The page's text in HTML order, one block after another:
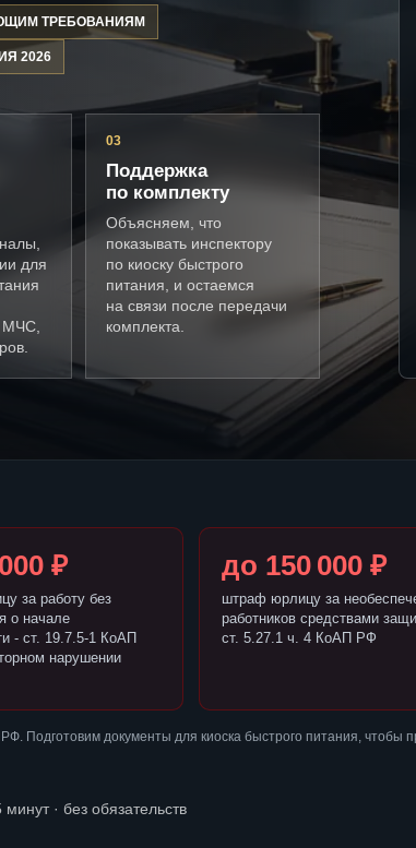
ТРЕБОВАНИЯМ
2026
для
МЧС,
03
Поддержка
по комплекту
Объясняем, что
показывать инспектору
по киоску быстрого
питания, и остаемся
на связи после передачи
комплекта.
₽
за работу без
о начале
- ст. 19.7.5-1 КоАП
нарушении
до 150 000 ₽
штраф юрлицу за
работников средствами
ст. 5.27.1 ч. 4 КоАП РФ
Подготовим документы для киоска быстрого питания,
· без обязательств